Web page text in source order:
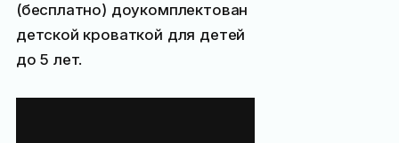
(бесплатно) доукомплектован
детской кроваткой для детей
до 5 лет.